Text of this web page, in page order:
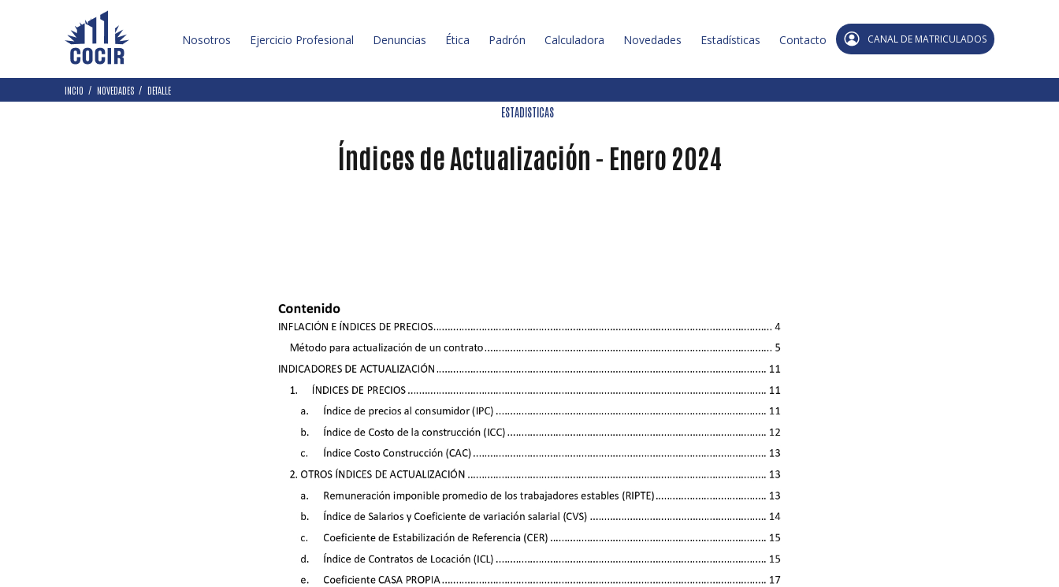
Nosotros Ejercicio Profesional Denuncias Ética Padrón Calculadora Novedades Estadísticas Contacto CANAL DE MATRICULADOS
INCIO NOVEDADES DETALLE
ESTADISTICAS
Índices de Actualización - Enero 2024